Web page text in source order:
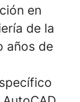
en
de la
años de